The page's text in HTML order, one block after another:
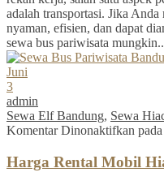
adalah transportasi. Jika
nyaman, efisien, dan dapat
sewa bus pariwisata
Juni
3
admin
Sewa Elf Bandung, Sewa
Komentar Dinonaktifkan
Harga Rental Mobil